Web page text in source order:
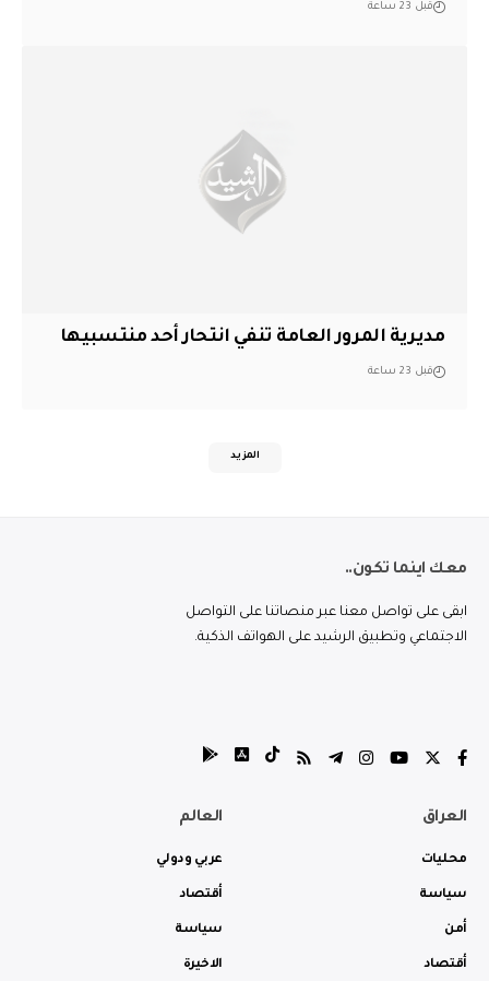
قبل 23 ساعة
مديرية المرور العامة تنفي انتحار أحد منتسبيها
قبل 23 ساعة
المزيد
معك اينما تكون..
ابقى على تواصل معنا عبر منصاتنا على التواصل
الاجتماعي وتطبيق الرشيد على الهواتف الذكية.
العراق
محليات
سياسة
أمن
أقتصاد
العالم
عربي ودولي
أقتصاد
سياسة
الاخيرة